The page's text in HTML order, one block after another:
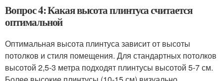
Вопрос 4: Какая высота плинтуса считается
оптимальной
Оптимальная высота плинтуса зависит от высоты
потолков и стиля помещения. Для стандартных потолков
высотой 2,5-3 метра подходят плинтусы высотой 5-7 см.